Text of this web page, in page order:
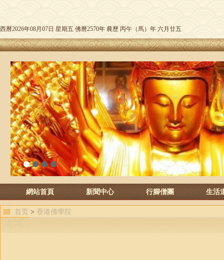
西曆2026年08月07日 星期五 佛曆2570年 農歷 丙午（馬）年 六月廿五
1 2 3 4
網站首頁 新聞中心 行腳僧團 生活
首页 > 香港佛學院